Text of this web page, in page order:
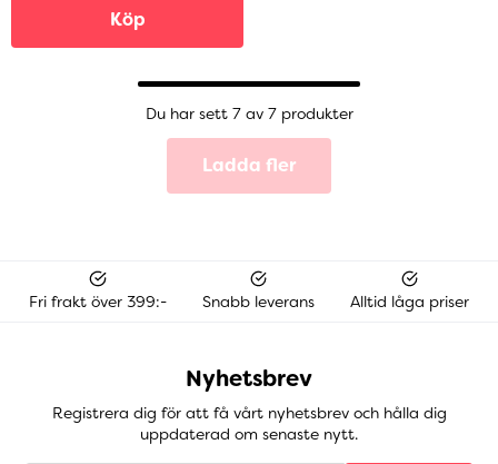
Köp
Du har sett 7 av 7 produkter
Ladda fler
Fri frakt över 399:- Snabb leverans Alltid låga priser
Nyhetsbrev
Registrera dig för att få vårt nyhetsbrev och hålla dig
uppdaterad om senaste nytt.